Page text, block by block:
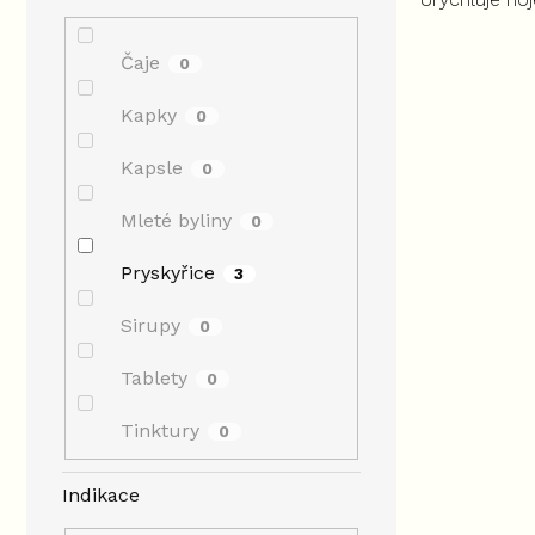
Čaje 0
Kapky 0
Kapsle 0
Mleté byliny 0
Pryskyřice 3
Sirupy 0
Tablety 0
Tinktury 0
Indikace
hvězdiček.